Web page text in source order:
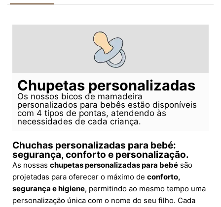
Chupetas personalizadas
Os nossos bicos de mamadeira
personalizados para bebês estão disponíveis
com 4 tipos de pontas, atendendo às
necessidades de cada criança.
Chuchas personalizadas para bebé:
segurança, conforto e personalização.
As nossas chupetas personalizadas para bebé são
projetadas para oferecer o máximo de conforto,
segurança e higiene, permitindo ao mesmo tempo uma
personalização única com o nome do seu filho. Cada